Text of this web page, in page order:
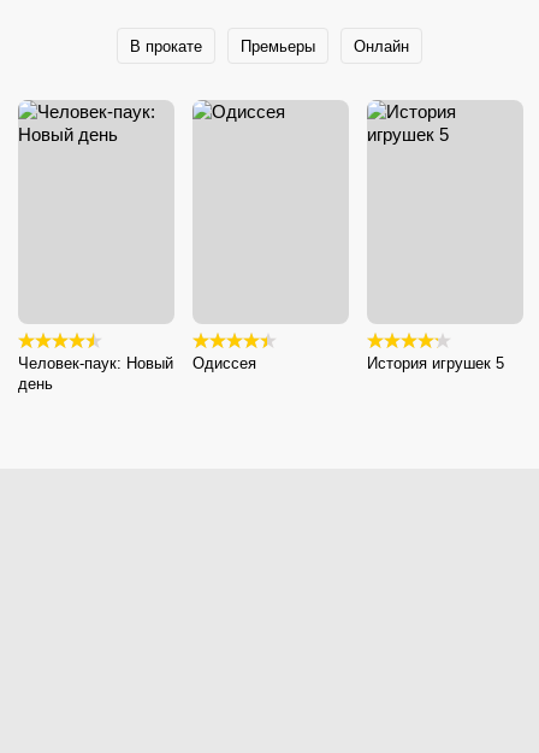
В прокате Премьеры Онлайн
Человек-паук: Новый
день
Одиссея История игрушек 5